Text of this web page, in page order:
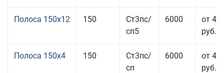
Полоса 150x12 150
Ст3пс/
сп5
6000
от 45
руб.
Полоса 150x4 150
Ст3пс/
сп
6000
от 46
руб.